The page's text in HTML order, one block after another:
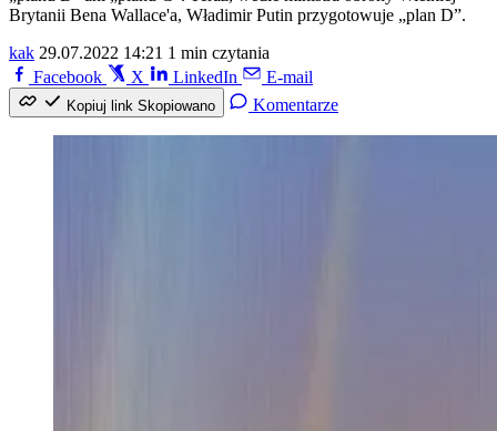
Brytanii Bena Wallace'a, Władimir Putin przygotowuje „plan D”.
kak 29.07.2022 14:21 1 min czytania
Facebook
X LinkedIn E-mail
Kopiuj link Skopiowano Komentarze